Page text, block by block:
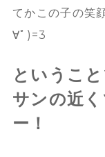
てかこの子の笑
∀ﾟ)=3
というこ
サンの近
ー！